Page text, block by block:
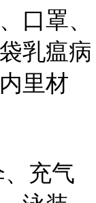
口罩、
乳瘟病
里材
充气